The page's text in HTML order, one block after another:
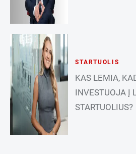
STARTUOLIS
KAS LEMIA,
INVESTUOJA Į
STARTUOLIUS?